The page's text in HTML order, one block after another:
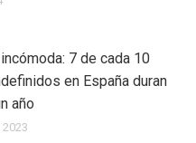
7 de cada 10
en España duran
año